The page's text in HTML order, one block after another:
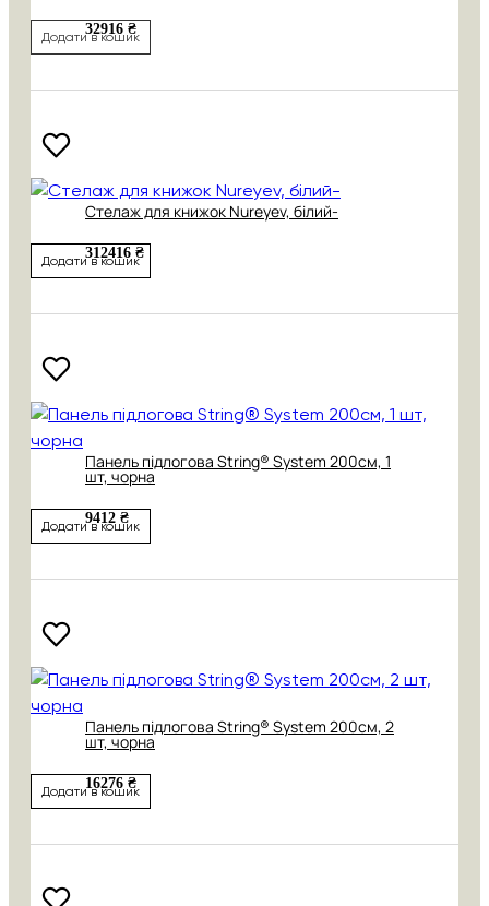
32916 ₴
Додати в кошик
Стелаж для книжок Nureyev, білий-
312416 ₴
Додати в кошик
Панель підлогова String® System 200см, 1
шт, чорна
9412 ₴
Додати в кошик
Панель підлогова String® System 200см, 2
шт, чорна
16276 ₴
Додати в кошик